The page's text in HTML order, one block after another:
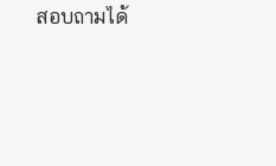
สอบถามได้